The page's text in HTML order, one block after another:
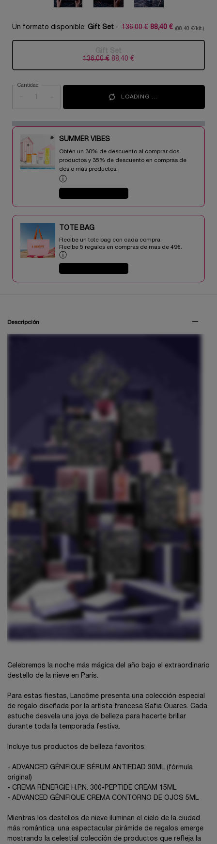
Un formato disponible: Gift Set - 136,00 € 88,40 € (88,40 €/kit.)
Selecionado
Esta variante del producto está
Precio antiguo
136,00 €Precio nuevo
88,40 €
, 1 of 1
Cantidad
+ LOADING ...
SUMMER VIBES​
Obtén un 30% de descuento al comprar dos
productos y 35% de descuento en compras de
dos o más productos.​
ⓘ
TOTE BAG​​
Recibe un tote bag con cada compra.
Recibe 5 regalos en compras de mas de 49€.​
ⓘ
Descripción
Celebremos la noche más mágica del año bajo el extraordinario
destello de la nieve en París.
Para estas fiestas, Lancôme presenta una colección especial
de regalo diseñada por la artista francesa Safia Ouares. Cada
estuche desvela una joya de belleza para hacerte brillar
durante toda la temporada festiva.
Incluye tus productos de belleza favoritos:
- ADVANCED GÉNIFIQUE SÉRUM ANTIEDAD 30ML (fórmula
original)
- CREMA RÉNERGIE H.P.N. 300-PEPTIDE CREAM 15ML
- ADVANCED GÉNIFIQUE CREMA CONTORNO DE OJOS 5ML
Mientras los destellos de nieve iluminan el cielo de la ciudad
más romántica, una espectacular pirámide de regalos emerge
mostrando la celestial colección de productos que refleja la